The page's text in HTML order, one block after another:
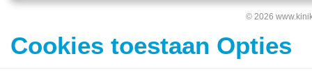
© 2026
Cookies toestaan Opties